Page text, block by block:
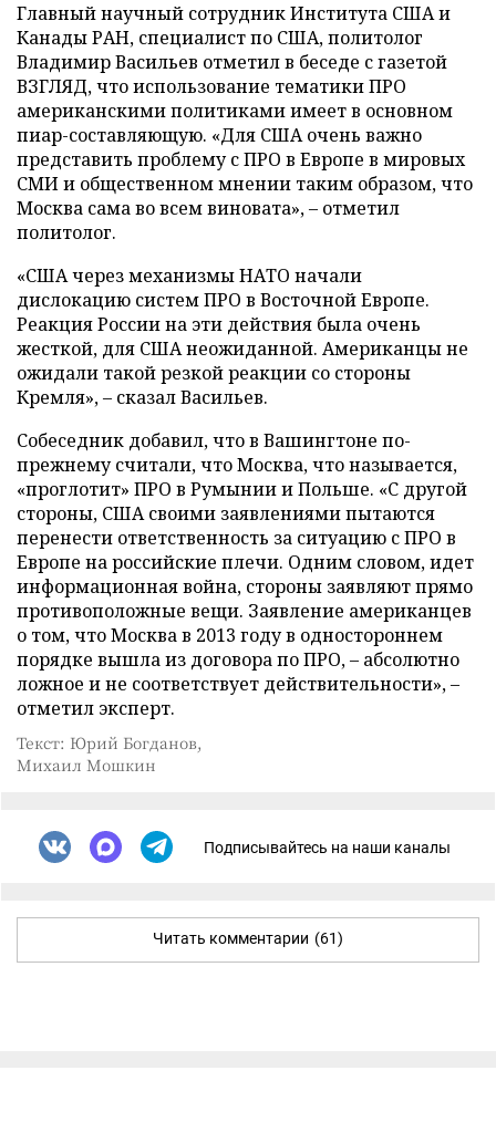
Главный научный сотрудник Института США и
Канады РАН, специалист по США, политолог
Владимир Васильев отметил в беседе с газетой
ВЗГЛЯД, что использование тематики ПРО
американскими политиками имеет в основном
пиар-составляющую. «Для США очень важно
представить проблему с ПРО в Европе в мировых
СМИ и общественном мнении таким образом, что
Москва сама во всем виновата», – отметил
политолог.
«США через механизмы НАТО начали
дислокацию систем ПРО в Восточной Европе.
Реакция России на эти действия была очень
жесткой, для США неожиданной. Американцы не
ожидали такой резкой реакции со стороны
Кремля», – сказал Васильев.
Собеседник добавил, что в Вашингтоне по-
прежнему считали, что Москва, что называется,
«проглотит» ПРО в Румынии и Польше. «С другой
стороны, США своими заявлениями пытаются
перенести ответственность за ситуацию с ПРО в
Европе на российские плечи. Одним словом, идет
информационная война, стороны заявляют прямо
противоположные вещи. Заявление американцев
о том, что Москва в 2013 году в одностороннем
порядке вышла из договора по ПРО, – абсолютно
ложное и не соответствует действительности», –
отметил эксперт.
Текст: Юрий Богданов,
Михаил Мошкин
Подписывайтесь на наши каналы
Читать комментарии (61)